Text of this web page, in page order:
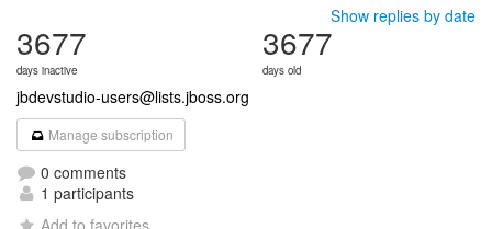
Show replies by date
3677
days inactive
3677
days old
jbdevstudio-users@lists.jboss.org
Manage subscription
0 comments
1 participants
Add to favorites